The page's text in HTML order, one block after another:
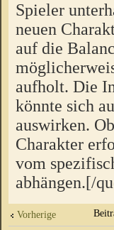
Spieler
neuen
auf die
aufholt. Die
könnte sich
auswirken.
Charakter
vom
abhängen.[/
Vorherige